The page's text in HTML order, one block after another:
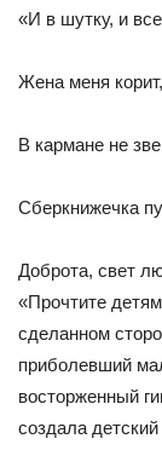
«И в шутку, и
Жена меня
В кармане не
Сберкнижечка
Доброта, свет
«Прочтите
сделанном
приболевший
восторженный
создала